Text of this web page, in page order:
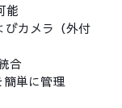
能
びカメラ（外付
合
単に管理